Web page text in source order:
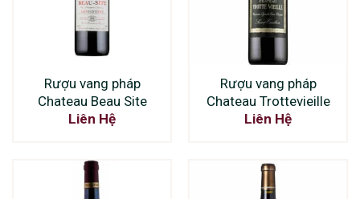
Rượu vang pháp
Chateau Beau Site
Liên Hệ
Rượu vang pháp
Chateau Trottevieille
Liên Hệ